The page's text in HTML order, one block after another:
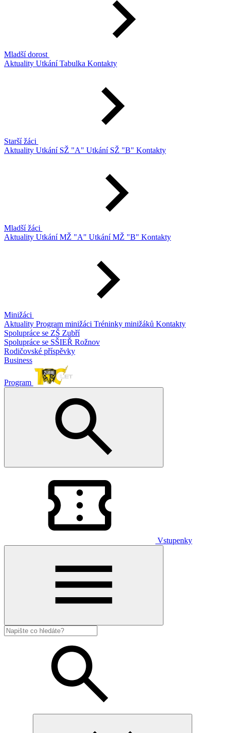
Mladší dorost
Aktuality UtkáníTabulka Kontakty
Starší žáci
Aktuality Utkání SŽ "A" Utkání SŽ "B" Kontakty
Mladší žáci
Aktuality Utkání MŽ "A" Utkání MŽ "B" Kontakty
Minižáci
Aktuality Program minižáci Tréninky minižáků Kontakty
Spolupráce se ZŠ Zubří
Spolupráce se SŠIEŘ Rožnov
Rodičovské příspěvky
Business
Program
Vstupenky